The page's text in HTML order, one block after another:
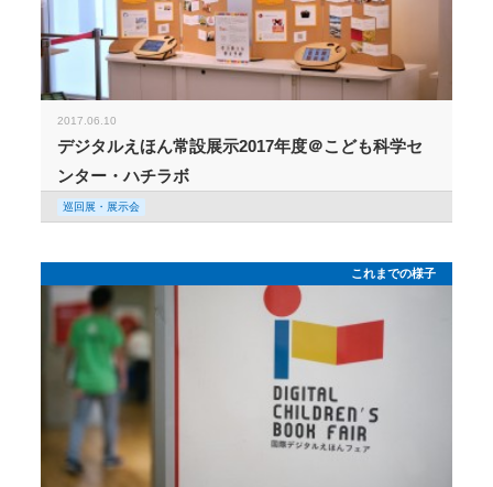
2017.06.10
デジタルえほん常設展示2017年度＠こども科学セ
ンター・ハチラボ
巡回展・展示会
これまでの様子